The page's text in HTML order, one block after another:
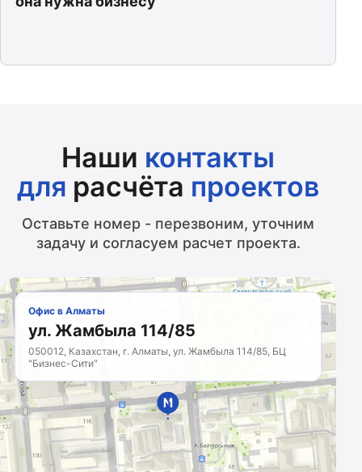
Наши контакты
для расчёта проектов
Оставьте номер - перезвоним, уточним
задачу и согласуем расчет проекта.
Офис в Алматы
ул. Жамбыла 114/85
050012, Казахстан, г. Алматы, ул. Жамбыла 114/85, БЦ
"Бизнес-Сити"МАРКЕТИНГОВОЕ
АГЕНТСТВО
Казахстан · с 2011 года